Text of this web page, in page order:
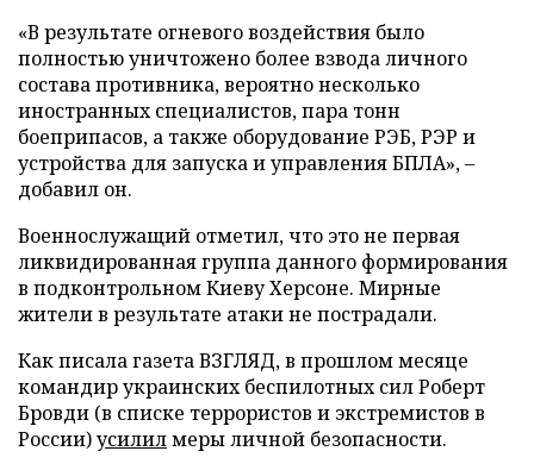
«В результате огневого воздействия было
полностью уничтожено более взвода личного
состава противника, вероятно несколько
иностранных специалистов, пара тонн
боеприпасов, а также оборудование РЭБ, РЭР и
устройства для запуска и управления БПЛА», –
добавил он.
Военнослужащий отметил, что это не первая
ликвидированная группа данного формирования
в подконтрольном Киеву Херсоне. Мирные
жители в результате атаки не пострадали.
Как писала газета ВЗГЛЯД, в прошлом месяце
командир украинских беспилотных сил Роберт
Бровди (в списке террористов и экстремистов в
России)усилилмеры личной безопасности.